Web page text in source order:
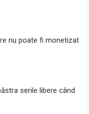
nu poate fi monetizat
serile libere când